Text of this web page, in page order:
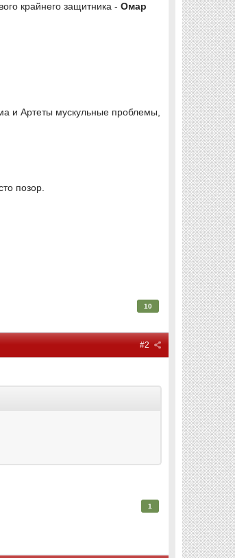
крайнего защитника -Омар
и Артеты мускульные проблемы,
позор.
10
#2
1